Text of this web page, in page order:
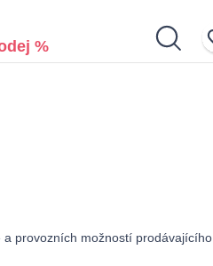
%
provozních možností prodávajícího.